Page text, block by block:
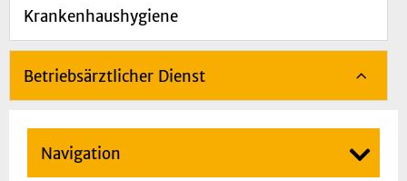
Krankenhaushygiene
Betriebsärztlicher Dienst
Navigation